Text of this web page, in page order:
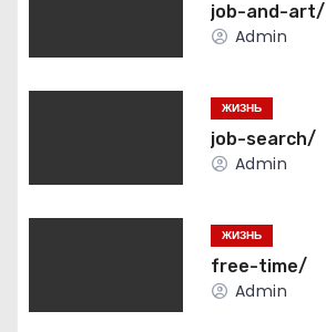
а
я
о
job-and-art/
Admin
ЖИЗНЬ
job-search/
Admin
ЖИЗНЬ
free-time/
Admin